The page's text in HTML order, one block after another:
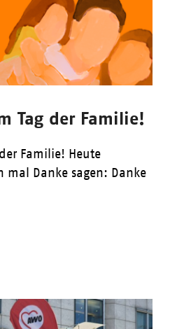
Tag der Familie!
Familie! Heute
Danke sagen: Danke